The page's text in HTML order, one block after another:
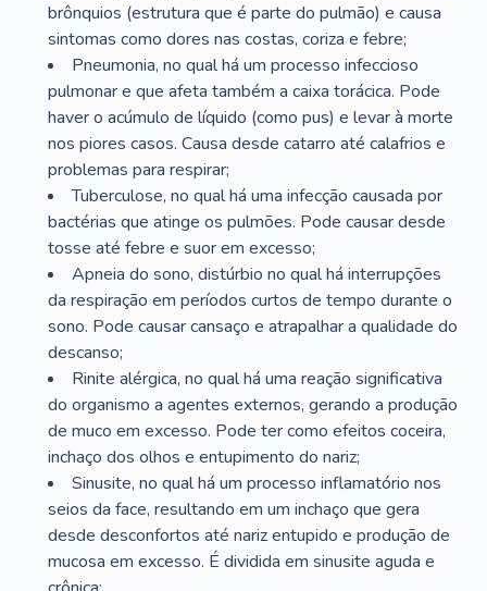
brônquios (estrutura que é parte do pulmão) e causa
sintomas como dores nas costas, coriza e febre;
Pneumonia, no qual há um processo infeccioso
pulmonar e que afeta também a caixa torácica. Pode
haver o acúmulo de líquido (como pus) e levar à morte
nos piores casos. Causa desde catarro até calafrios e
problemas para respirar;
Tuberculose, no qual há uma infecção causada por
bactérias que atinge os pulmões. Pode causar desde
tosse até febre e suor em excesso;
Apneia do sono, distúrbio no qual há interrupções
da respiração em períodos curtos de tempo durante o
sono. Pode causar cansaço e atrapalhar a qualidade do
descanso;
Rinite alérgica, no qual há uma reação significativa
do organismo a agentes externos, gerando a produção
de muco em excesso. Pode ter como efeitos coceira,
inchaço dos olhos e entupimento do nariz;
Sinusite, no qual há um processo inflamatório nos
seios da face, resultando em um inchaço que gera
desde desconfortos até nariz entupido e produção de
mucosa em excesso. É dividida em sinusite aguda e